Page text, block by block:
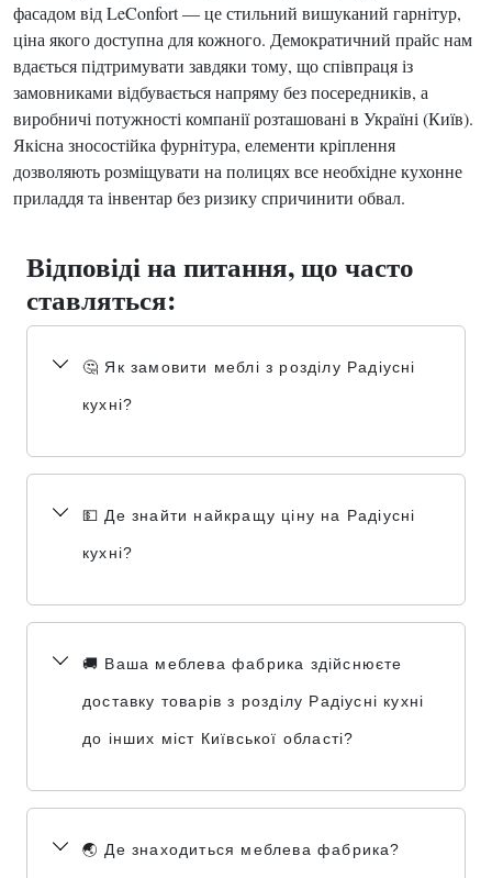
фасадом від LeConfort — це стильний вишуканий гарнітур,
ціна якого доступна для кожного. Демократичний прайс нам
вдається підтримувати завдяки тому, що співпраця із
замовниками відбувається напряму без посередників, а
виробничі потужності компанії розташовані в Україні (Київ).
Якісна зносостійка фурнітура, елементи кріплення
дозволяють розміщувати на полицях все необхідне кухонне
приладдя та інвентар без ризику спричинити обвал.
Відповіді на питання, що часто
ставляться:
🤔 Як замовити меблі з розділу Радіусні
кухні?
💵 Де знайти найкращу ціну на Радіусні
кухні?
🚚 Ваша меблева фабрика здійснюєте
доставку товарів з розділу Радіусні кухні
до інших міст Київської області?
🌏 Де знаходиться меблева фабрика?